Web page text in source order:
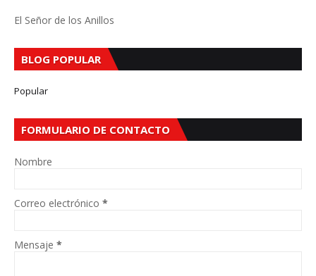
El Señor de los Anillos
BLOG POPULAR
Popular
FORMULARIO DE CONTACTO
Nombre
Correo electrónico *
Mensaje *